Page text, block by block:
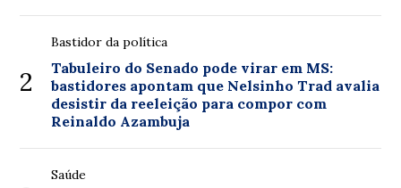
2
Bastidor da política
Tabuleiro do Senado pode virar em MS:
bastidores apontam que Nelsinho Trad avalia
desistir da reeleição para compor com
Reinaldo Azambuja
Saúde